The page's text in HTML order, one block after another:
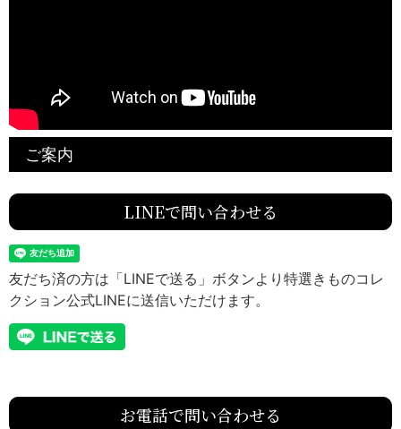
ご案内
LINEで問い合わせる
友だち済の方は「LINEで送る」ボタンより特選きものコレ
クション公式LINEに送信いただけます。
お電話で問い合わせる